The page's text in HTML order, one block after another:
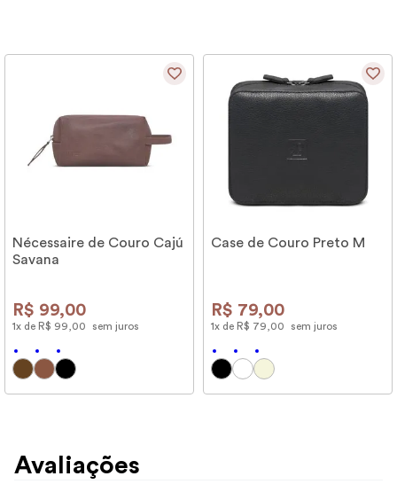
Nécessaire de Couro Cajú
Savana
R$ 99,00
1x de R$ 99 00 sem juros
Case de Couro Preto M
R$ 79,00
1x de R$ 79 00 sem juros
Avaliações